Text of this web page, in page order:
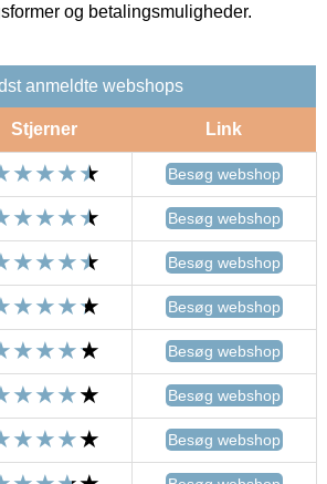
og betalingsmuligheder.
anmeldte webshops
Stjerner Link
Besøg webshop
Besøg webshop
Besøg webshop
Besøg webshop
Besøg webshop
Besøg webshop
Besøg webshop